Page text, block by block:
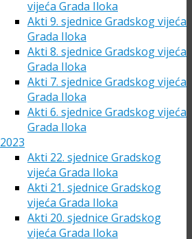
vijeća Grada Iloka
Akti 9. sjednice Gradskog vijeća
Grada Iloka
Akti 8. sjednice Gradskog vijeća
Grada Iloka
Akti 7. sjednice Gradskog vijeća
Grada Iloka
Akti 6. sjednice Gradskog vijeća
Grada Iloka
2023
Akti 22. sjednice Gradskog
vijeća Grada Iloka
Akti 21. sjednice Gradskog
vijeća Grada Iloka
Akti 20. sjednice Gradskog
vijeća Grada Iloka